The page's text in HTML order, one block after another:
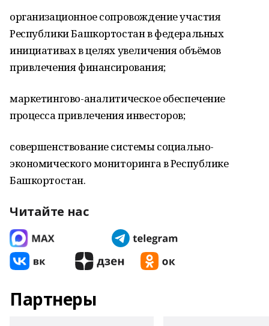
организационное сопровождение участия
Республики Башкортостан в федеральных
инициативах в целях увеличения объёмов
привлечения финансирования;
маркетингово-аналитическое обеспечение
процесса привлечения инвесторов;
совершенствование системы социально-
экономического мониторинга в Республике
Башкортостан.
Читайте нас
Партнеры